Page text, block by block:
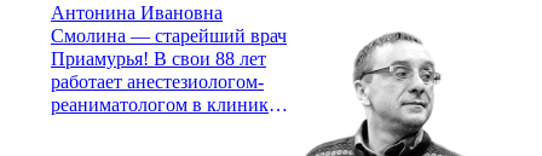
Антонина Ивановна
Смолина — старейший врач
Приамурья! В свои 88 лет
работает анестезиологом-
реаниматологом в клинике